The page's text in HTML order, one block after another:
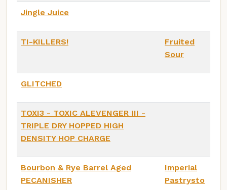
Jingle Juice
TI-KILLERS!
Fruited
Sour
GLITCHED
TOXI3 - TOXIC ALEVENGER III -
TRIPLE DRY HOPPED HIGH
DENSITY HOP CHARGE
Bourbon & Rye Barrel Aged
PECANISHER
Imperial
Pastrysto